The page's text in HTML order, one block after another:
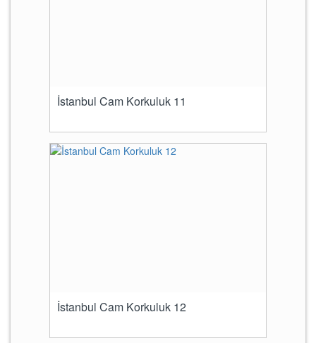
İstanbul Cam Korkuluk 11
İstanbul Cam Korkuluk 12